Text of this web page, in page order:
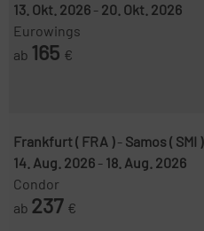
13. Okt. 2026 - 20. Okt. 2026
Eurowings
ab 165 €
Frankfurt ( FRA )- Samos ( SMI )
14. Aug. 2026 - 18. Aug. 2026
Condor
ab 237 €